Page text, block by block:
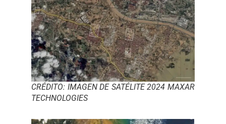
CRÉDITO: IMAGEN DE SATÉLITE 2024 MAXAR
TECHNOLOGIES